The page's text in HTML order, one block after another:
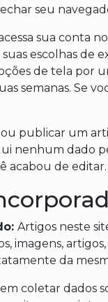
seu
sua conta
escolhas de
de tela por
semanas. Se
publicar um
nenhum dado
acabou de editar.
Artigos neste
imagens,
da
coletar dados